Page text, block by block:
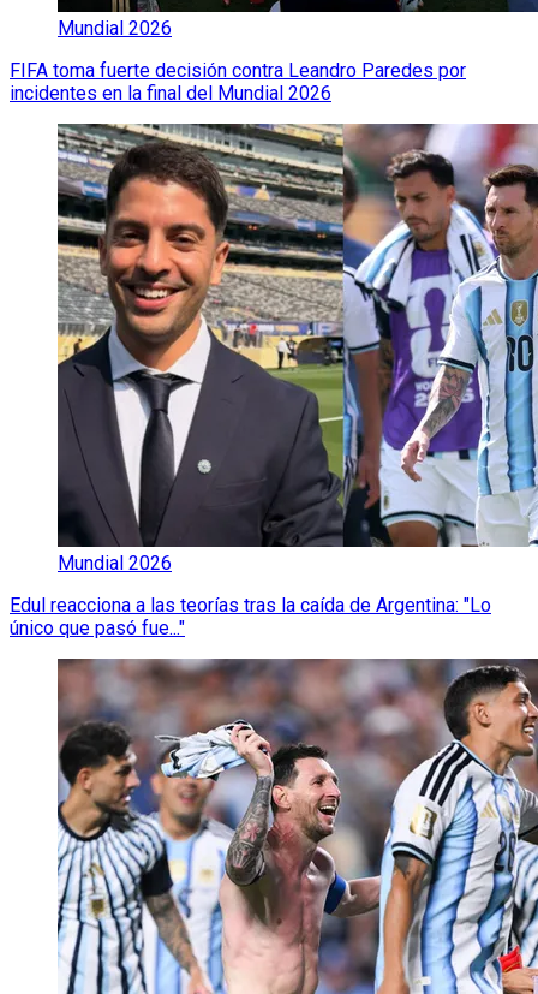
Mundial 2026
FIFA toma fuerte decisión contra Leandro Paredes por
incidentes en la final del Mundial 2026
Mundial 2026
Edul reacciona a las teorías tras la caída de Argentina: "Lo
único que pasó fue..."